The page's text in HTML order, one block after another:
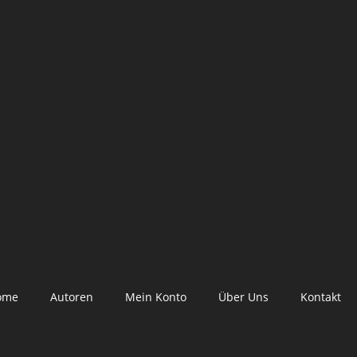
Autoren Mein Konto Über Uns Kontakt